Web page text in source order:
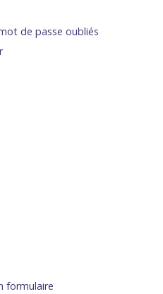
de passe oubliés
formulaire